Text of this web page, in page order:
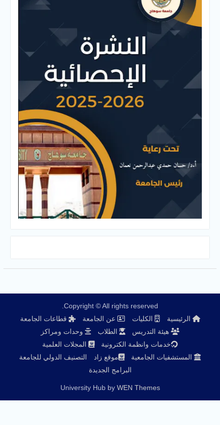
Copyright © All rights reserved.
الرئيسية
الكليات عن الجامعة
قطاعات الجامعة
هيئة التدريس
الطلاب
وحدات ومراكز
خدمات وانظمة الكترونية
المجلات العلمية
المستشفيات الجامعية
موقع زاد
التصنيف الدولي للجامعة
البرامج الجديدة
University Hub by WEN Themes